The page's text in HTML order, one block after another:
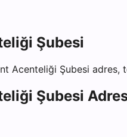
Şubesi
Acenteliği Şubesi adres,
Şubesi